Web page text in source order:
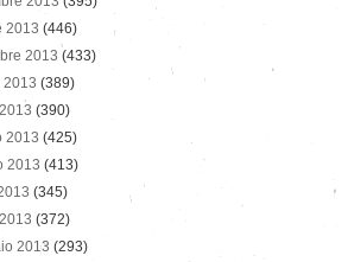
2013 (446)
2013 (433)
2013 (389)
(390)
2013 (425)
2013 (413)
(345)
(372)
2013 (293)